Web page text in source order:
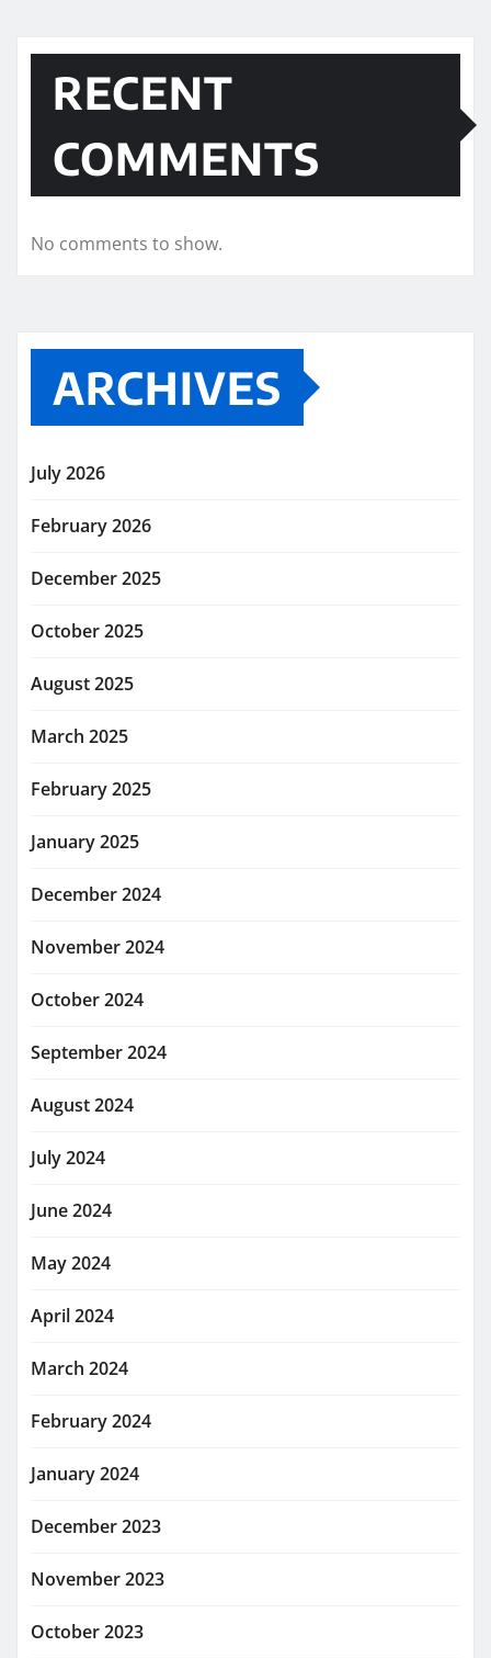
RECENT
COMMENTS
No comments to show.
ARCHIVES
July 2026
February 2026
December 2025
October 2025
August 2025
March 2025
February 2025
January 2025
December 2024
November 2024
October 2024
September 2024
August 2024
July 2024
June 2024
May 2024
April 2024
March 2024
February 2024
January 2024
December 2023
November 2023
October 2023